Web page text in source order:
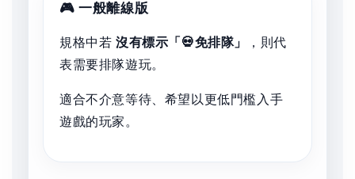
🎮 一般離線版
規格中若 沒有標示「💀免排隊」
，則代
表需要排隊遊玩。
適合不介意等待、希望以更低門檻入手
遊戲的玩家。